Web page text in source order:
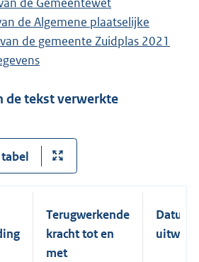
de Algemene plaatselijke
de gemeente Zuidplas 2021
de tekst verwerkte
Terugwerkende
kracht tot en
met
Datum